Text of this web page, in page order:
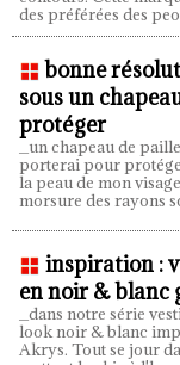
des préférées des
bonne
sous un
protéger
_un chapeau de
porterai pour
la peau de mon
morsure des rayons
inspiration :
en noir & blanc
_dans notre série
look noir & blanc
Akrys. Tout se jour